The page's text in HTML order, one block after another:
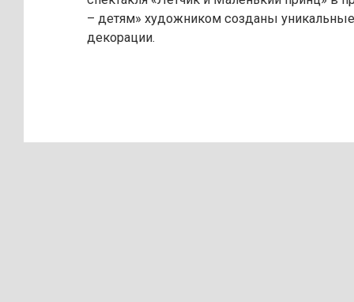
– детям» художником созданы
декорации.